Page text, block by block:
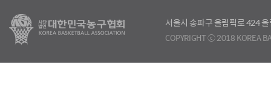
서울시 송파구 올림픽로 424
COPYRIGHT ⓒ 2018 KOREA